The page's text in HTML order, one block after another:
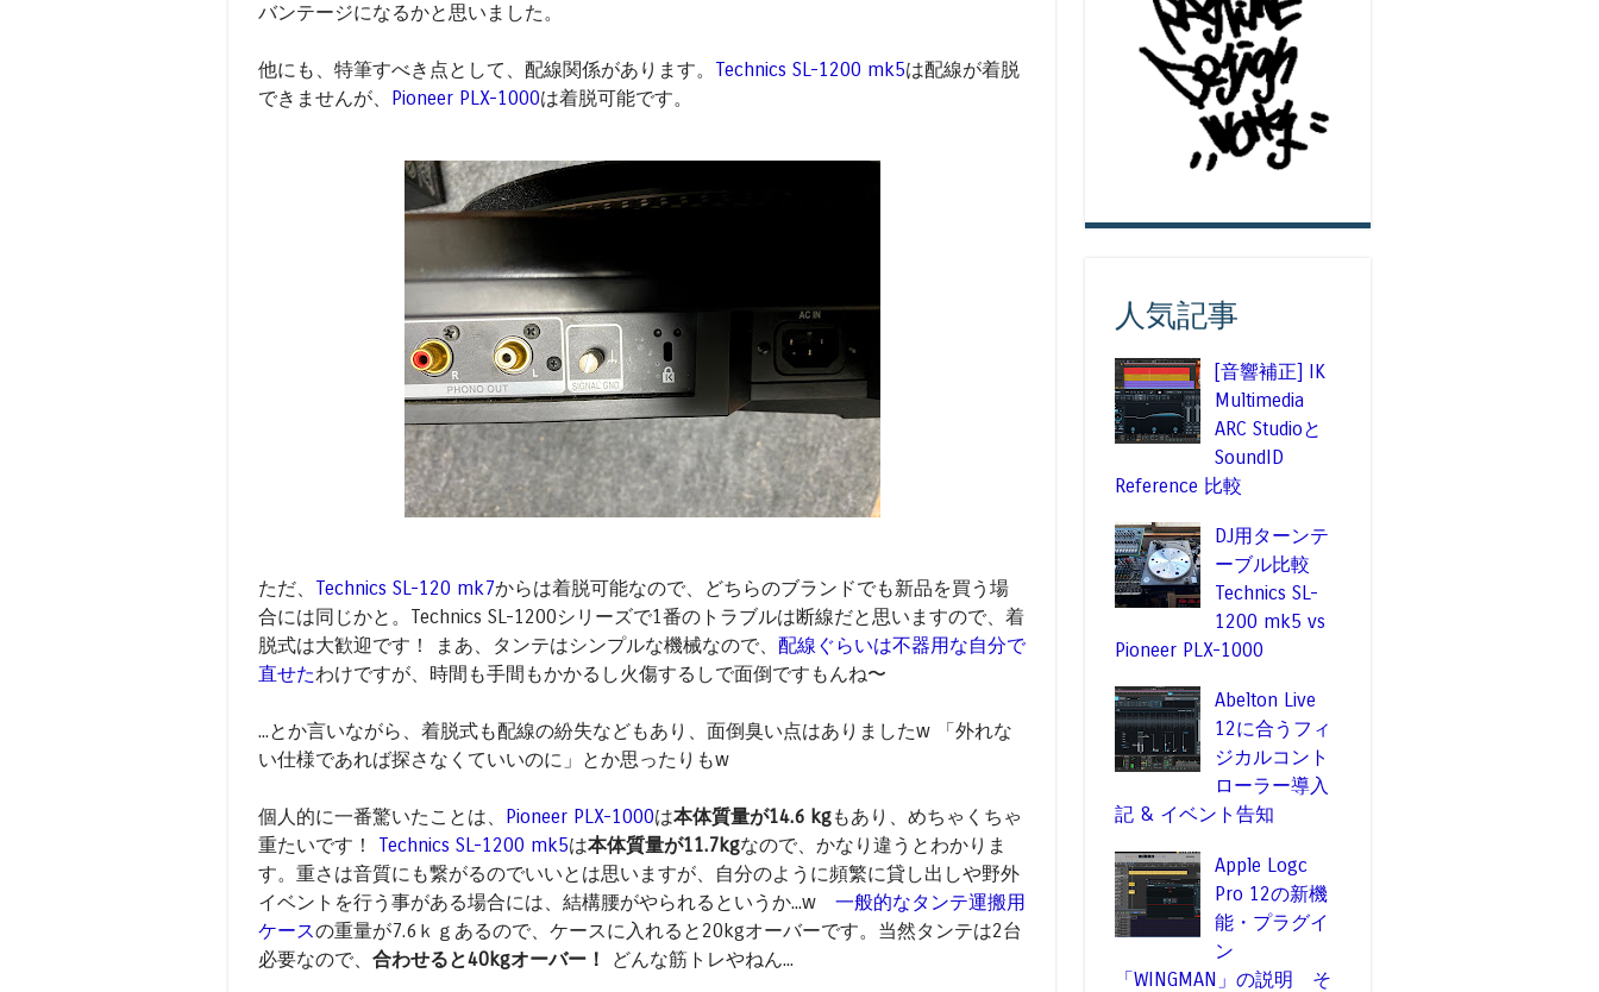
バンテージになるかと思いました。
他にも、特筆すべき点として、配線関係があります。 Technics SL-1200 mk5は配線が着脱
できませんが、 Pioneer PLX-1000は着脱可能です。
ただ、 Technics SL-120 mk7からは着脱可能なので、どちらのブランドでも新品を買う場
合には同じかと。Technics SL-1200シリーズで1番のトラブルは断線だと思いますので、着
脱式は大歓迎です！ まあ、タンテはシンプルな機械なので、 配線ぐらいは不器用な自分で
直せたわけですが、時間も手間もかかるし火傷するしで面倒ですもんね〜
...とか言いながら、着脱式も配線の紛失などもあり、面倒臭い点はありましたw 「外れな
い仕様であれば探さなくていいのに」とか思ったりもw
個人的に一番驚いたことは、 Pioneer PLX-1000は本体質量が14.6 kgもあり、めちゃくちゃ
重たいです！ Technics SL-1200 mk5は本体質量が11.7kgなので、かなり違うとわかりま
す。重さは音質にも繋がるのでいいとは思いますが、自分のように頻繁に貸し出しや野外
イベントを行う事がある場合には、結構腰がやられるというか...w 一般的なタンテ運搬用
ケースの重量が7.6ｋｇあるので、ケースに入れると20kgオーバーです。当然タンテは2台
必要なので、 合わせると40kgオーバー！ どんな筋トレやねん...
人気記事
[音響補正] IK
Multimedia
ARC Studioと
SoundID
Reference 比較
DJ用ターンテ
ーブル比較
Technics SL-
1200 mk5 vs
Pioneer PLX-1000
Abelton Live
12に合うフィ
ジカルコント
ローラー導入
記 & イベント告知
Apple Logc
Pro 12の新機
能・プラグイ
ン
「WINGMAN」の説明 そ